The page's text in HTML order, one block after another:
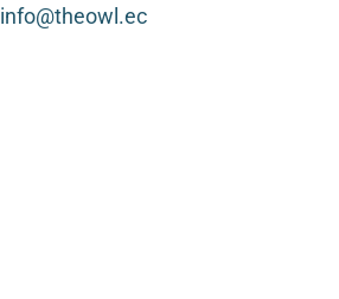
info@theowl.ec